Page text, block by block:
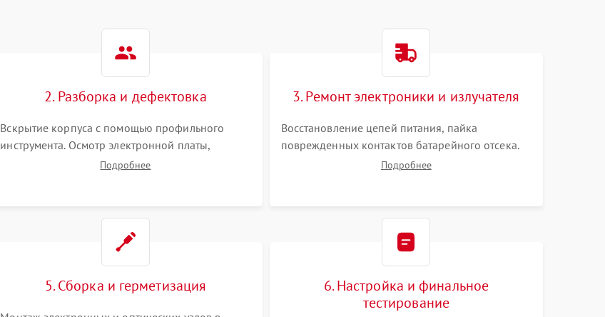
2. Разборка и дефектовка
Вскрытие корпуса с помощью профильного
инструмента. Осмотр электронной платы,
светодиодного или лазерного излучателя, а
Подробнее
3. Ремонт электроники и излучателя
Восстановление цепей питания, пайка
поврежденных контактов батарейного отсека.
Замена вышедшего из строя светодиода или
Подробнее
5. Сборка и герметизация
6. Настройка и финальное
тестирование